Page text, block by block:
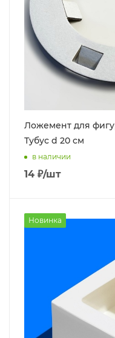
Ложемент для
Тубус d 20 см
в наличии
14 ₽/шт
Новинка